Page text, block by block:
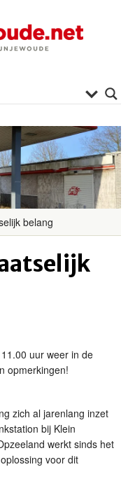
belang
uur weer in de
opmerkingen!
zich al jarenlang inzet
bij Klein
werkt sinds het
voor dit